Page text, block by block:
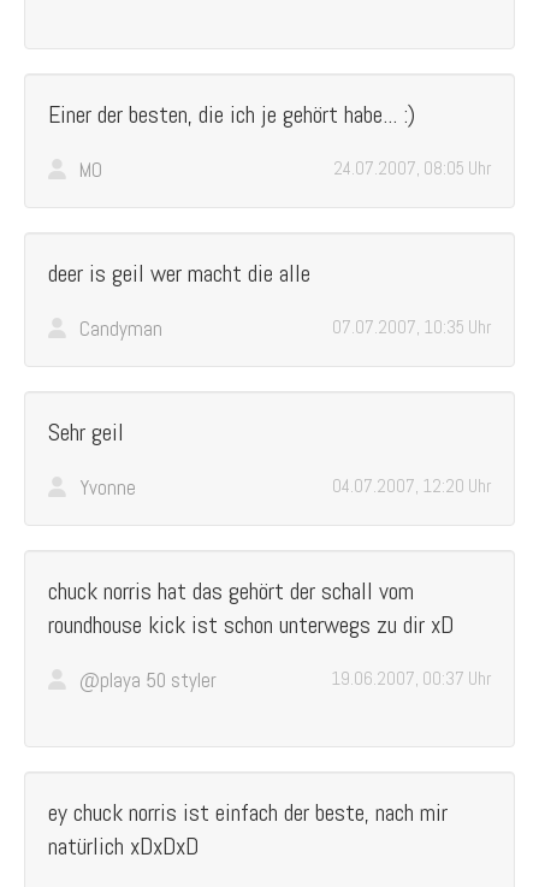
Einer der besten, die ich je gehört habe... :)
MO 24.07.2007, 08:05 Uhr
deer is geil wer macht die alle
Candyman 07.07.2007, 10:35 Uhr
Sehr geil
Yvonne 04.07.2007, 12:20 Uhr
chuck norris hat das gehört der schall vom
roundhouse kick ist schon unterwegs zu dir xD
@playa 50 styler 19.06.2007, 00:37 Uhr
ey chuck norris ist einfach der beste, nach mir
natürlich xDxDxD